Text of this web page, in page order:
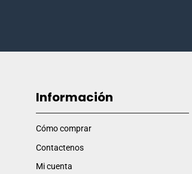
Información
Cómo comprar
Contactenos
Mi cuenta